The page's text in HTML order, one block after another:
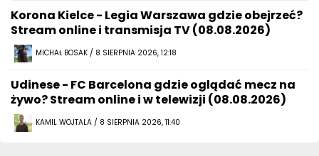
Korona Kielce - Legia Warszawa gdzie obejrzeć?
Stream online i transmisja TV (08.08.2026)
MICHAŁ BOSAK / 8 SIERPNIA 2026, 12:18
Udinese - FC Barcelona gdzie oglądać mecz na
żywo? Stream online i w telewizji (08.08.2026)
KAMIL WOJTALA / 8 SIERPNIA 2026, 11:40